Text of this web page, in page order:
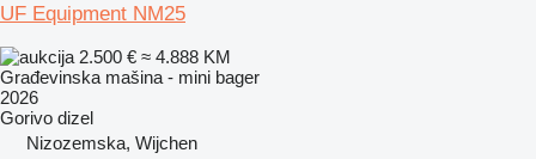
UF Equipment NM25
2.500 € ≈ 4.888 KM
Građevinska mašina - mini bager
2026
Gorivo dizel
Nizozemska, Wijchen